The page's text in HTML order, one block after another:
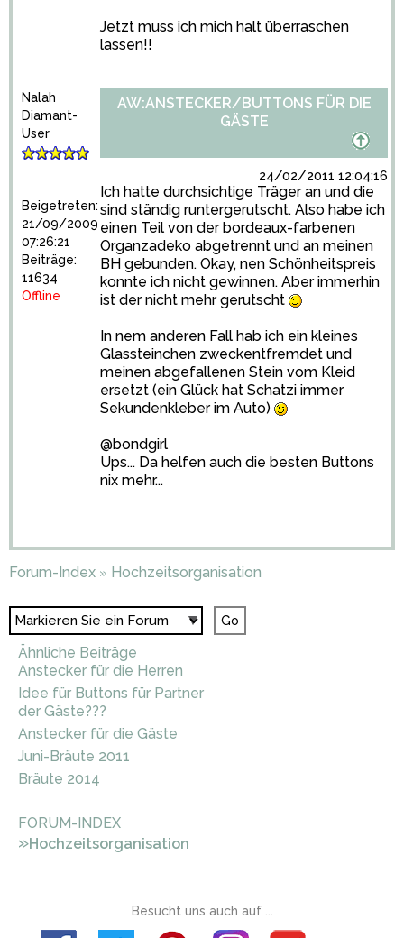
Jetzt muss ich mich halt überraschen
lassen!!
Nalah
Diamant-
User
Beigetreten:
21/09/2009
07:26:21
Beiträge:
11634
Offline
AW:ANSTECKER/BUTTONS FÜR DIE
GÄSTE
24/02/2011 12:04:16
Ich hatte durchsichtige Träger an und die
sind ständig runtergerutscht. Also habe ich
einen Teil von der bordeaux-farbenen
Organzadeko abgetrennt und an meinen
BH gebunden. Okay, nen Schönheitspreis
konnte ich nicht gewinnen. Aber immerhin
ist der nicht mehr gerutscht
In nem anderen Fall hab ich ein kleines
Glassteinchen zweckentfremdet und
meinen abgefallenen Stein vom Kleid
ersetzt (ein Glück hat Schatzi immer
Sekundenkleber im Auto)
@bondgirl
Ups... Da helfen auch die besten Buttons
nix mehr...
Forum-Index » Hochzeitsorganisation
Ähnliche Beiträge
Anstecker für die Herren
Idee für Buttons für Partner
der Gäste???
Anstecker für die Gäste
Juni-Bräute 2011
Bräute 2014
FORUM-INDEX
»Hochzeitsorganisation
Besucht uns auch auf ...